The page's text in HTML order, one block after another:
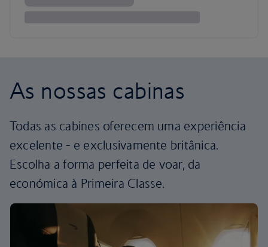
As nossas cabinas
Todas as cabines oferecem uma experiência
excelente - e exclusivamente britânica.
Escolha a forma perfeita de voar, da
económica à Primeira Classe.